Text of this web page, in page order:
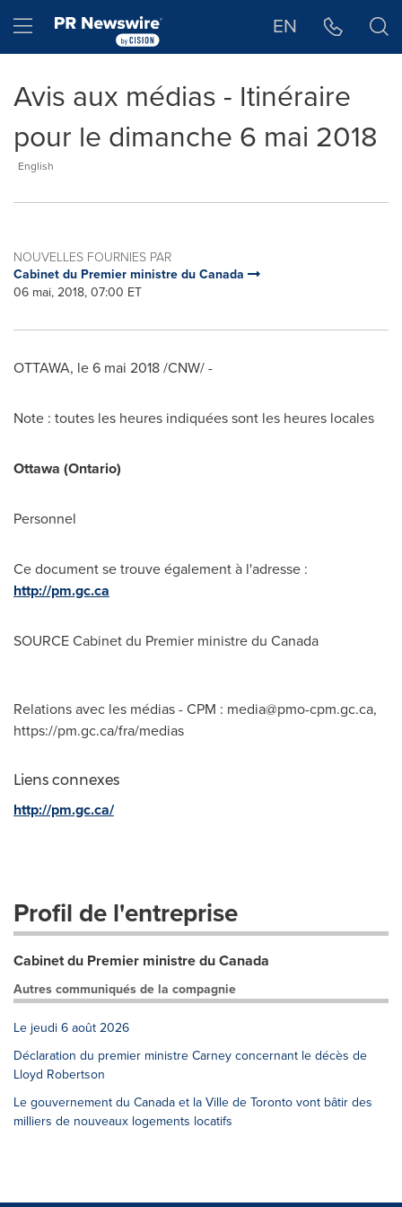
Hamburger menu EN
Avis aux médias - Itinéraire
pour le dimanche 6 mai 2018
English
NOUVELLES FOURNIES PAR
Cabinet du Premier ministre du Canada
06 mai, 2018, 07:00 ET
OTTAWA, le 6 mai 2018 /CNW/ -
Note : toutes les heures indiquées sont les heures locales
Ottawa (Ontario)
Personnel
Ce document se trouve également à l'adresse :
http://pm.gc.ca
SOURCE Cabinet du Premier ministre du Canada
Relations avec les médias - CPM : media@pmo-cpm.gc.ca,
https://pm.gc.ca/fra/medias
Liens connexes
http://pm.gc.ca/
Profil de l'entreprise
Cabinet du Premier ministre du Canada
Autres communiqués de la compagnie
Le jeudi 6 août 2026
Déclaration du premier ministre Carney concernant le décès de
Lloyd Robertson
Le gouvernement du Canada et la Ville de Toronto vont bâtir des
milliers de nouveaux logements locatifs